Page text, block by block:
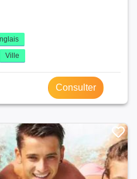
Ville
Consulter